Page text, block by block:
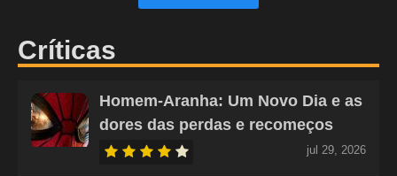
Críticas
Homem-Aranha: Um Novo Dia e as
dores das perdas e recomeços
jul 29, 2026